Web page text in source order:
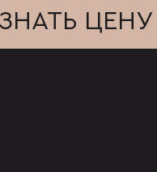
ЦЕНУ